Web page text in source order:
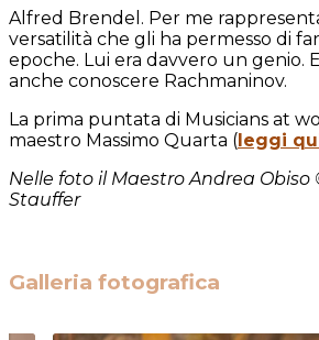
Alfred Brendel. Per me
versatilità che gli ha permesso di
epoche. Lui era davvero un genio.
anche conoscere Rachmaninov.
La prima puntata di Musicians at
maestro Massimo Quarta ( leggi
Nelle foto il Maestro Andrea Obiso
Stauffer
Galleria fotografica